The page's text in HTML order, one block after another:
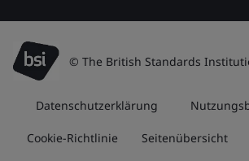
© The British Standards
Datenschutzerklärung
Cookie-Richtlinie Seitenübersicht